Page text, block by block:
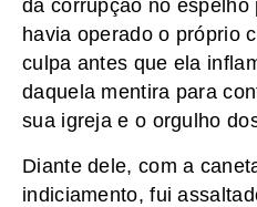
da corrupção no espelho
havia operado o próprio
culpa antes que ela
daquela mentira para
sua igreja e o orgulho
Diante dele, com a
indiciamento, fui